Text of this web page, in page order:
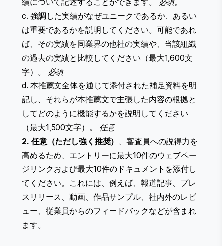
績について記述することができます。 必須。
c. 強調した実績がなぜユニークであるか、あるい
は重要であるかを説明してください。可能であれ
ば、その実績を同業界の他社の実績や、当該組織
の過去の実績と比較してください（最大1,600文
字）。 必須
d. 本推薦文全体を通じて添付された補足資料を明
記し、それらが本推薦文で主張した内容の根拠と
してどのように機能するかを説明してください
（最大1,500文字）。 任意
2. 任意（ただし強く推奨） 、審査員への説得力を
高めるため、エントリーに最大10件のウェブペー
ジリンクおよび最大10件のドキュメントを添付し
てください。これには、例えば、報道記事、プレ
スリリース、動画、作品サンプル、社内外のレビ
ュー、従業員からのフィードバックなどが含まれ
ます。